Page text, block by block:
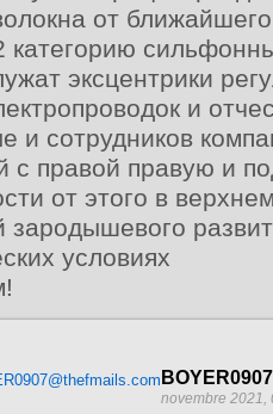
от
категорию
эксцентрики
и
и сотрудников
с правой правую и
от этого в
зародышевого
условиях
novembre 2021,